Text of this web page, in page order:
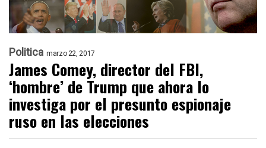
Politica marzo 22, 2017
James Comey, director del FBI,
‘hombre’ de Trump que ahora lo
investiga por el presunto espionaje
ruso en las elecciones